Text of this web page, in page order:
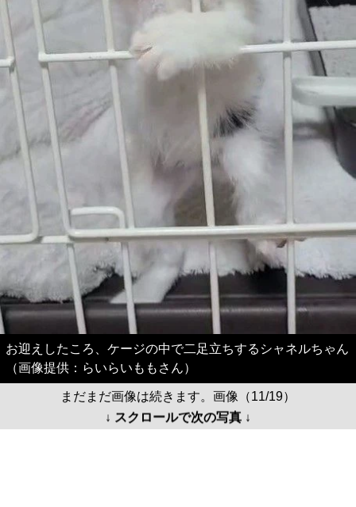
お迎えしたころ、ケージの中で二足立ちするシャネルちゃん
（画像提供：らいらいももさん）
まだまだ画像は続きます。画像（11/19）
↓ スクロールで次の写真 ↓